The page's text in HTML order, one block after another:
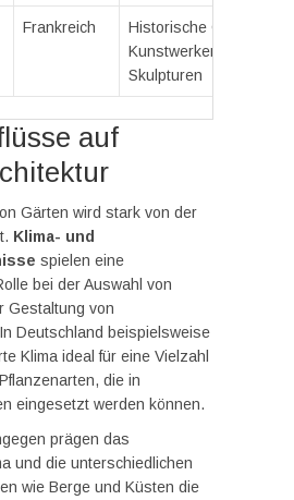
Frankreich
Historische Gärten mit
Kunstwerken und
Skulpturen
auf
Gärten wird stark von der
Klima- und
spielen eine
bei der Auswahl von
Gestaltung von
Deutschland beispielsweise
Klima ideal für eine Vielzahl
die in
eingesetzt werden können.
prägen das
und die unterschiedlichen
wie Berge und Küsten die